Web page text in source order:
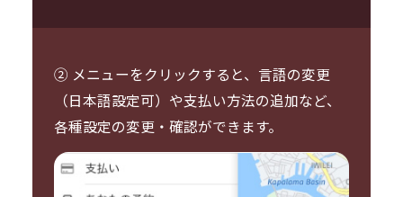
② メニューをクリックすると、言語の変更
（日本語設定可）や支払い方法の追加など、
各種設定の変更・確認ができます。